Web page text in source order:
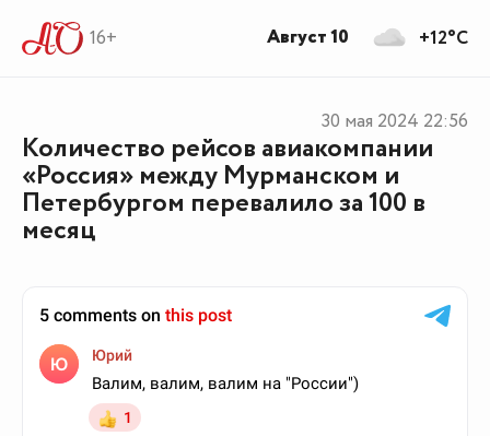
16+
Количество рейсов авиакомпании
«Россия» между Мурманском и
Петербургом перевалило за 100 в
месяц
30 мая 2024 22:56
+12°C
Август 10